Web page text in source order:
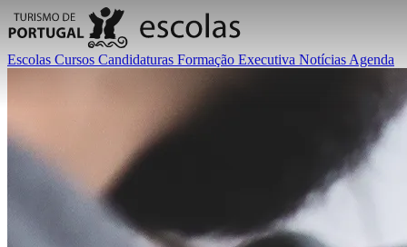
Escolas Cursos Candidaturas Formação Executiva Notícias Agenda